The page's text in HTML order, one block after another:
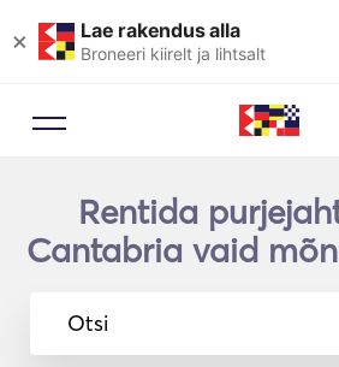
× Lae rakendus alla
Broneeri kiirelt ja lihtsalt
Rentida
Cantabria vaid
Otsi